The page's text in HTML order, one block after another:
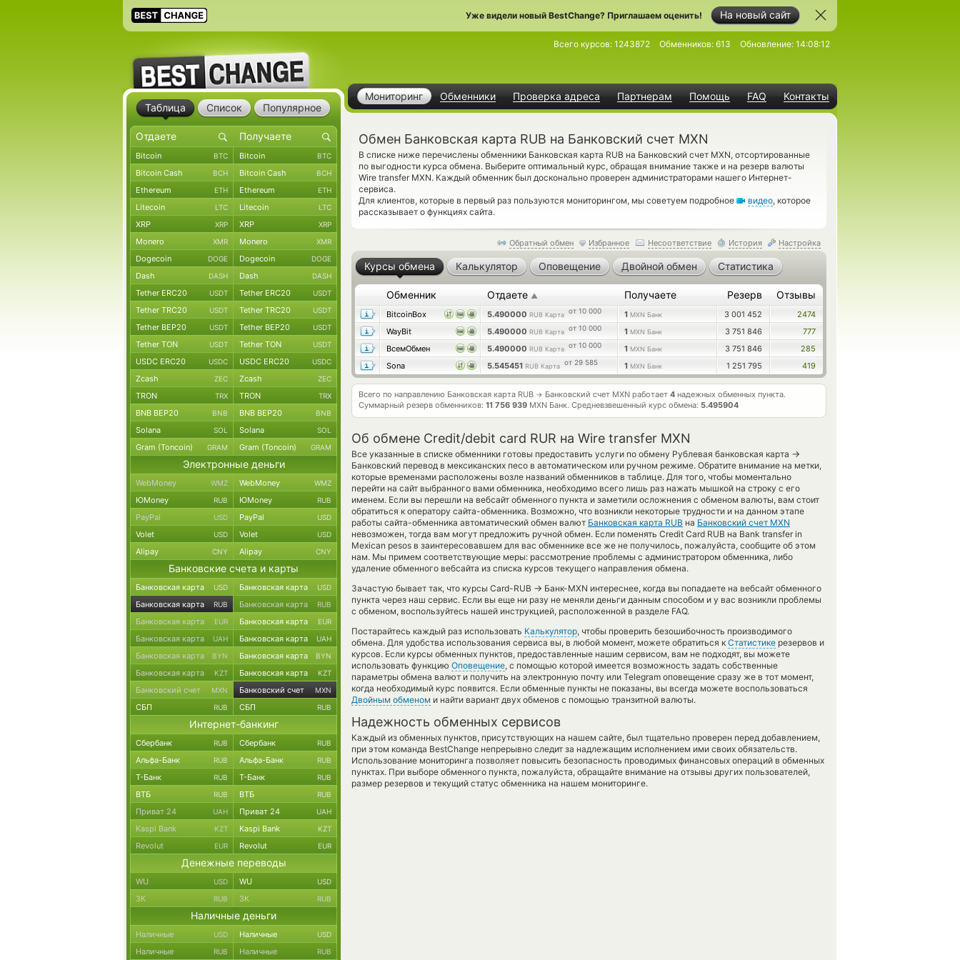
На новый сайт
Уже видели новый BestChange? Приглашаем оценить!
Мониторинг Обменники Проверка адреса Партнерам Помощь FAQ Контакты
Всего курсов: 1243872 Обменников: 613 Обновление: 14:08:12
Обмен Банковская карта RUB на Банковский счет MXN
В списке ниже перечислены обменники Банковская карта RUB на Банковский счет MXN, отсортированные
по выгодности курса обмена. Выберите оптимальный курс, обращая внимание также и на резерв валюты
Wire transfer MXN. Каждый обменник был досконально проверен администраторами нашего Интернет-
сервиса.
Для клиентов, которые в первый раз пользуются мониторингом, мы советуем подробное
видео, которое
рассказывает о функциях сайта.
Обратный обмен Избранное Несоответствие История Настройка
Курсы обмена Калькулятор Оповещение Двойной обмен Статистика
Обменник Отдаете ▲ Получаете Резерв Отзывы
BitcoinBox 5.490000 RUB Карта от 10 000 1 MXN Банк 3 001 452
2474
WayBit
5.490000 RUB Карта от 10 000 1 MXN Банк 3 751 846
777
ВсемОбмен
5.490000 RUB Карта от 10 000 1 MXN Банк 3 751 846
285
Sona
5.545451 RUB Карта от 29 585 1 MXN Банк 1 251 795 419
Всего по направлению Банковская карта RUB → Банковский счет MXN работает 4 надежных обменных пункта.
Суммарный резерв обменников: 11 756 939 MXN Банк. Средневзвешенный курс обмена: 5.495904
Об обмене Credit/debit card RUR на Wire transfer MXN
Все указанные в списке обменники готовы предоставить услуги по обмену Рублевая банковская карта →
Банковский перевод в мексиканских песо в автоматическом или ручном режиме. Обратите внимание на метки,
которые временами расположены возле названий обменников в таблице. Для того, чтобы моментально
перейти на сайт выбранного вами обменника, необходимо всего лишь раз нажать мышкой на строку с его
именем. Если вы перешли на вебсайт обменного пункта и заметили осложнения с обменом валюты, вам стоит
обратиться к оператору сайта-обменника. Возможно, что возникли некоторые трудности и на данном этапе
работы сайта-обменника автоматический обмен валют Банковская карта RUB на Банковский счет MXN
невозможен, тогда вам могут предложить ручной обмен. Если поменять Credit Card RUB на Bank transfer in
Mexican pesos в заинтересовавшем для вас обменнике все же не получилось, пожалуйста, сообщите об этом
нам. Мы примем соответствующие меры: рассмотрение проблемы с администратором обменника, либо
удаление обменного вебсайта из списка курсов текущего направления обмена.
Зачастую бывает так, что курсы Card-RUB → Банк-MXN интереснее, когда вы попадаете на вебсайт обменного
пункта через наш сервис. Если вы еще ни разу не меняли деньги данным способом и у вас возникли проблемы
с обменом, воспользуйтесь нашей инструкцией, расположенной в разделе FAQ.
Постарайтесь каждый раз использовать Калькулятор, чтобы проверить безошибочность производимого
обмена. Для удобства использования сервиса вы, в любой момент, можете обратиться к Статистике резервов и
курсов. Если курсы обменных пунктов, предоставленные нашим сервисом, вам не подходят, вы можете
использовать функцию Оповещение, с помощью которой имеется возможность задать собственные
параметры обмена валют и получить на электронную почту или Telegram оповещение сразу же в тот момент,
когда необходимый курс появится. Если обменные пункты не показаны, вы всегда можете воспользоваться
Двойным обменом и найти вариант двух обменов с помощью транзитной валюты.
Надежность обменных сервисов
Каждый из обменных пунктов, присутствующих на нашем сайте, был тщательно проверен перед добавлением,
при этом команда BestChange непрерывно следит за надлежащим исполнением ими своих обязательств.
Использование мониторинга позволяет повысить безопасность проводимых финансовых операций в обменных
пунктах. При выборе обменного пункта, пожалуйста, обращайте внимание на отзывы других пользователей,
размер резервов и текущий статус обменника на нашем мониторинге.
Таблица Список Популярное
Bitcoin BTC Bitcoin BTC
Bitcoin Cash BCH Bitcoin Cash BCH
Ethereum ETH Ethereum ETH
Litecoin LTC Litecoin LTC
XRP XRP XRP XRP
Monero XMR Monero XMR
Dogecoin DOGE Dogecoin DOGE
Dash DASH Dash DASH
Tether ERC20 USDT Tether ERC20 USDT
Tether TRC20 USDT Tether TRC20 USDT
Tether BEP20 USDT Tether BEP20 USDT
Tether TON USDT Tether TON USDT
USDC ERC20 USDC USDC ERC20 USDC
Zcash ZEC Zcash ZEC
TRON TRX TRON TRX
BNB BEP20 BNB BNB BEP20 BNB
Solana SOL Solana SOL
Gram (Toncoin) GRAM Gram (Toncoin) GRAM
Электронные деньги
WebMoney WMZ WebMoney WMZ
ЮMoney RUB ЮMoney RUB
PayPal USD PayPal USD
Volet USD Volet USD
Alipay CNY Alipay CNY
Банковские счета и карты
Банковская карта USD Банковская карта USD
Банковская карта RUB Банковская карта RUB
Банковская карта EUR Банковская карта EUR
Банковская карта UAH Банковская карта UAH
Банковская карта BYN Банковская карта BYN
Банковская карта KZT Банковская карта KZT
Банковский счет MXN Банковский счет MXN
СБП RUB СБП RUB
Интернет-банкинг
Сбербанк RUB Сбербанк RUB
Альфа-Банк RUB Альфа-Банк RUB
Т-Банк RUB Т-Банк RUB
ВТБ RUB ВТБ RUB
Приват 24 UAH Приват 24 UAH
Kaspi Bank KZT Kaspi Bank KZT
Revolut EUR Revolut EUR
Денежные переводы
WU USD WU USD
ЗК RUB ЗК RUB
Наличные деньги
Наличные USD Наличные USD
Наличные RUB Наличные RUB